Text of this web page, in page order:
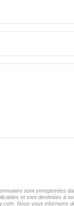
sont enregistrées
et sont destinées à
Nous vous informons